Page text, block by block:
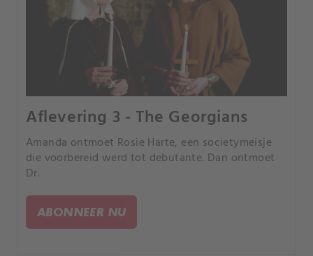
Aflevering 3 - The Georgians
Amanda ontmoet Rosie Harte, een societymeisje
die voorbereid werd tot debutante. Dan ontmoet
Dr.
ABONNEER NU